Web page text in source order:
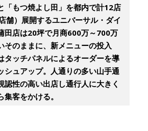
「もつ焼よし田」を都内で計12店
舗）展開するユニバーサル・ダイ
田店は20坪で月商600万～700万
そのままに、新メニューの投入
タッチパネルによるオーダーを導
シュアップ。人通りの多い山手通
認性の高い出店し通行人に大きく
客をかける。